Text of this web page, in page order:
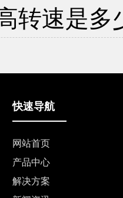
转速是多
快速导航
网站首页
产品中心
解决方案